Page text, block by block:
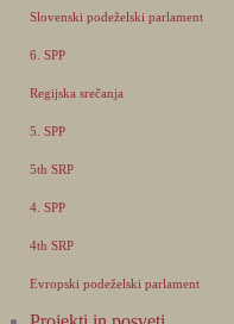
Slovenski podeželski parlament
6. SPP
Regijska srečanja
5. SPP
5th SRP
4. SPP
4th SRP
Evropski podeželski parlament